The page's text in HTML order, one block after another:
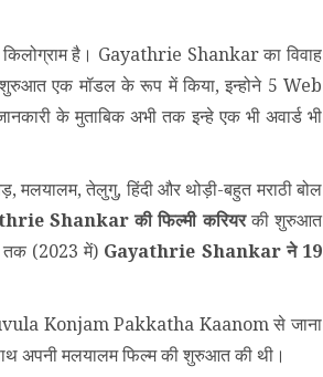
है। Gayathrie Shankar का विवाह
एक मॉडल के रूप में किया, इन्होने 5 Web
के मुताबिक अभी तक इन्हे एक भी अवार्ड भी
मलयालम, तेलुगु, हिंदी और थोड़ी-बहुत मराठी बोल
Shankar की फिल्मी करियरकी शुरुआत
तक (2023 में) Gayathrie Shankar ने 19
Konjam Pakkatha Kaanom से जाना
अपनी मलयालम फिल्म की शुरुआत की थी।